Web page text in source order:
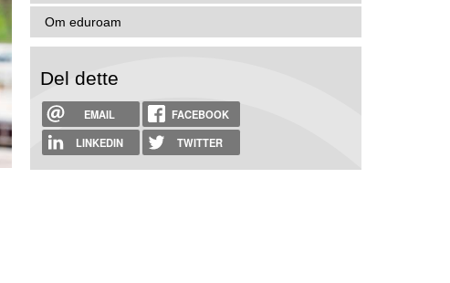
Om eduroam
Del dette
EMAIL
FACEBOOK
LINKEDIN
TWITTER